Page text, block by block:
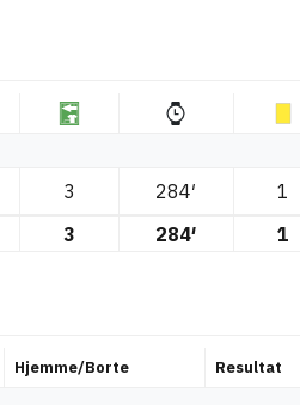
3 284′
1
3 284′ 1
Hjemme/Borte Resultat